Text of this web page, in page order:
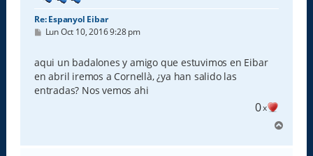
Re: Espanyol Eibar
M
s
a
j
e
Lun Oct 10, 2016 9:28 pm
aqui un badalones y amigo que estuvimos en Eibar
en abril iremos a Cornellà, ¿ya han salido las
entradas? Nos vemos ahi
0x
r